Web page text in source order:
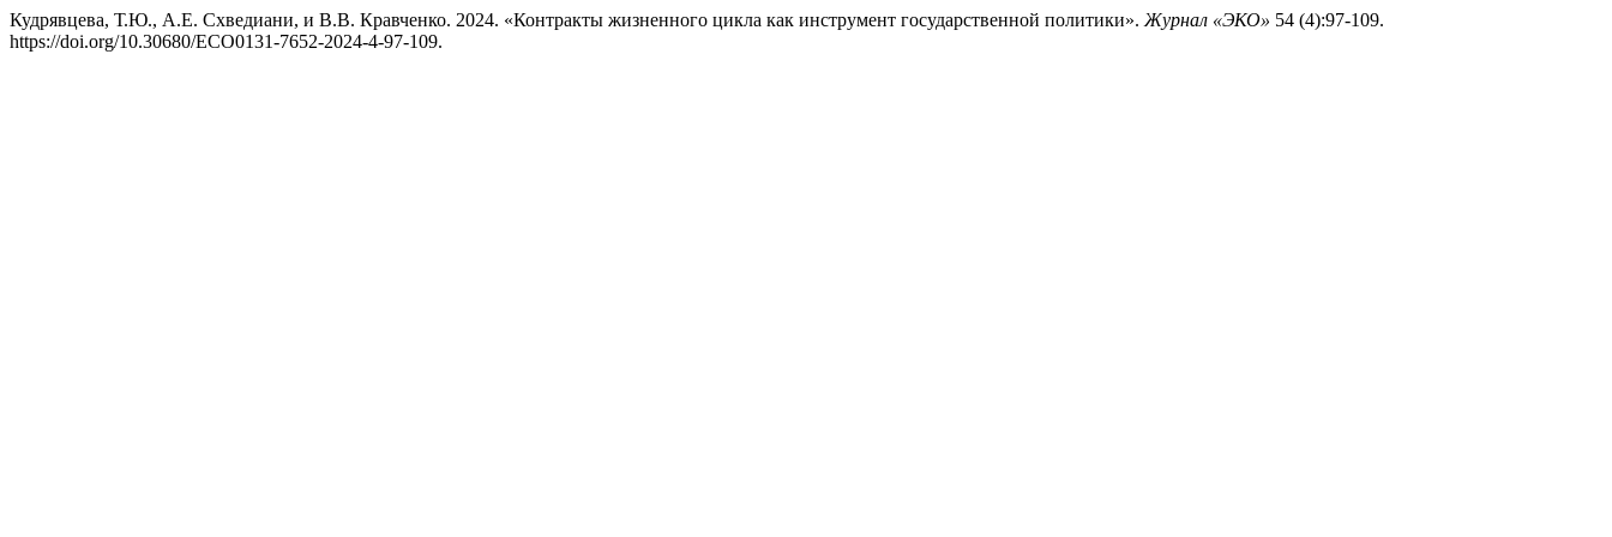
Кудрявцева, Т.Ю., А.Е. Схведиани, и В.В. Кравченко. 2024. «Контракты жизненного цикла как инструмент государственной политики». Журнал «ЭКО» 54 (4):97-109.
https://doi.org/10.30680/ECO0131-7652-2024-4-97-109.